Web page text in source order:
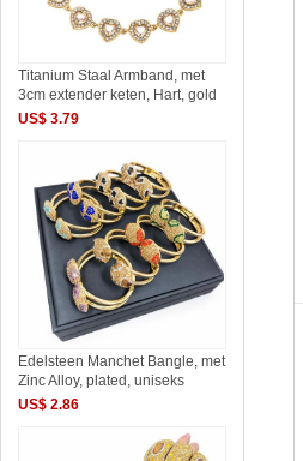
Titanium Staal Armband, met
3cm extender keten, Hart, gold
US$ 3.79
Edelsteen Manchet Bangle, met
Zinc Alloy, plated, uniseks
US$ 2.86